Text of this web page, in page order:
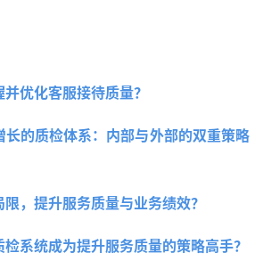
优化客服接待质量？
长的质检体系：内部与外部的双重策略
，提升服务质量与业务绩效？
系统成为提升服务质量的策略高手？